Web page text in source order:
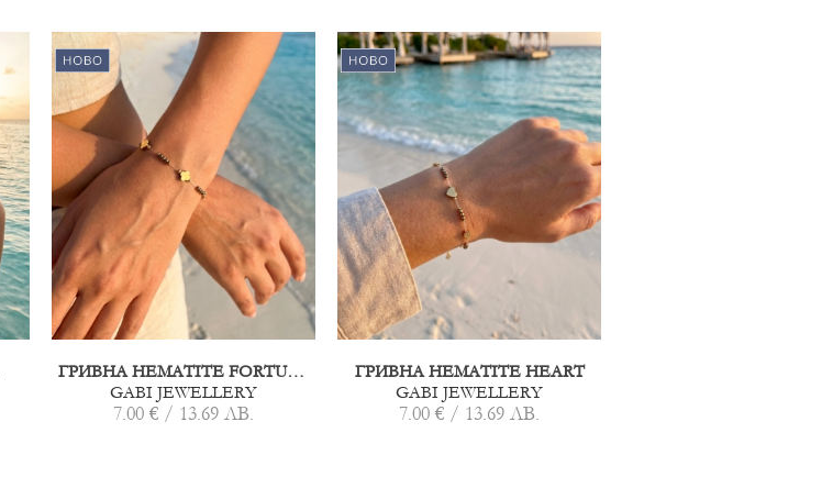
ГРИВНА HEMATITE FORTUNA
GABI JEWELLERY
7.00 € / 13.69 ЛВ.
ГРИВНА HEMATITE HEART
GABI JEWELLERY
7.00 € / 13.69 ЛВ.